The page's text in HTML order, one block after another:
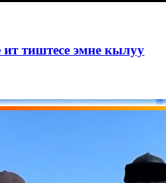
тиштесе эмне кылуу